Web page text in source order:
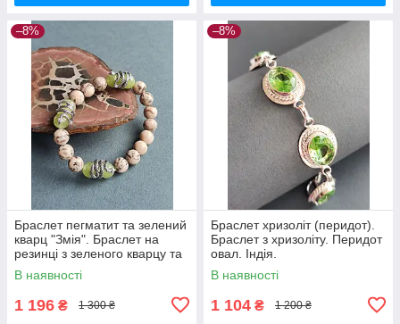
–8%
Браслет пегматит та зелений
кварц "Змія". Браслет на
резинці з зеленого кварцу та
пегматиту.
В наявності
1 196 ₴ 1 300 ₴
–8%
Браслет хризоліт (перидот).
Браслет з хризоліту. Перидот
овал. Індія.
В наявності
1 104 ₴ 1 200 ₴